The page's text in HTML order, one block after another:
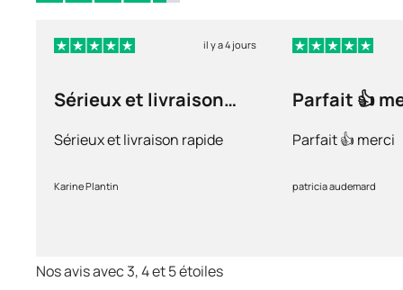
il y a 4 jours
Sérieux et livraison
Sérieux et livraison rapide
Karine Plantin
Parfait 👍
Parfait 👍 merci
patricia audemard
Nos avis avec 3, 4 et 5 étoiles